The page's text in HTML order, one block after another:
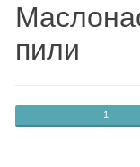
пили
1